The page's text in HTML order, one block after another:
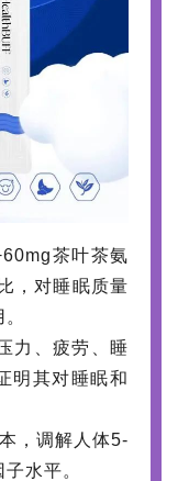
茶叶茶氨
，对睡眠质量
力、疲劳、睡
明其对睡眠和
，调解人体5-
水平。